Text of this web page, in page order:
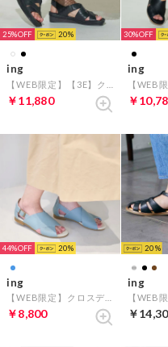
25% 20
ing
￥11,880
30%
ing
￥
44% 20
ing
￥8,800
20
ing
￥